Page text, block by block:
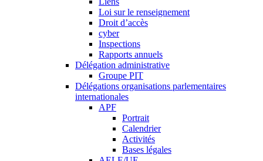
Loi sur le renseignement
Droit d’accès
cyber
Inspections
Rapports annuels
Délégation administrative
Groupe PIT
Délégations organisations parlementaires
internationales
APF
Portrait
Calendrier
Activités
Bases légales